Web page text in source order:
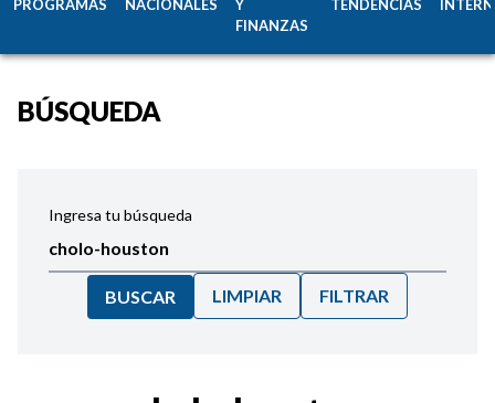
PROGRAMAS NACIONALES
Y
FINANZAS
TENDENCIAS
BÚSQUEDA
Ingresa tu búsqueda
BUSCAR LIMPIAR FILTRAR